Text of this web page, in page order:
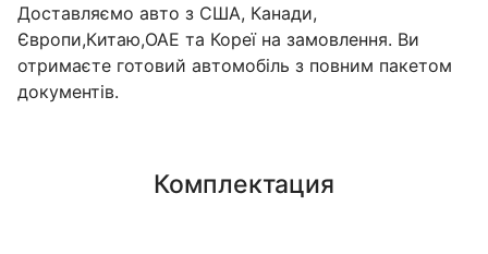
Доставляємо авто з США, Канади,
Європи,Китаю,ОАЕ та Кореї на замовлення. Ви
отримаєте готовий автомобіль з повним пакетом
документів.
Комплектация